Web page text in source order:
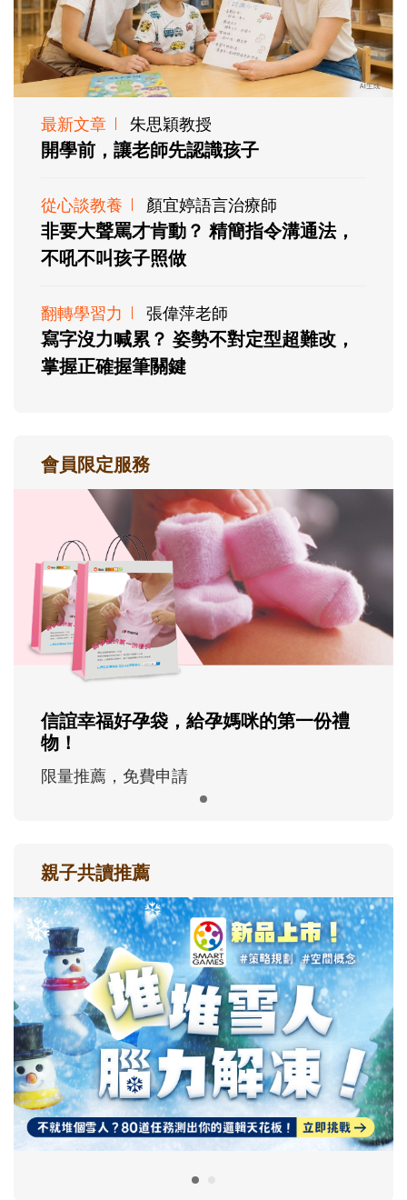
最新文章 朱思穎教授
開學前，讓老師先認識孩子
從心談教養 顏宜婷語言治療師
非要大聲罵才肯動？ 精簡指令溝通法，
不吼不叫孩子照做
翻轉學習力 張偉萍老師
寫字沒力喊累？ 姿勢不對定型超難改，
掌握正確握筆關鍵
會員限定服務
信誼幸福好孕袋，給孕媽咪的第一份禮
物！
限量推薦，免費申請
親子共讀推薦
最新活動